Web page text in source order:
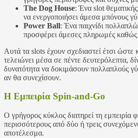
The Dog House: Ένα slot
να ενεργοποιήσει άμεσα μπόνους
Power Ball: Ένα παιχνίδι
προσφέρει άμεσες πληρωμές καθώς
Αυτά τα slots έχουν σχεδιαστεί έτσι ώστε
τελειώνει μέσα σε πέντε δευτερόλεπτα,
δυνατότητα να δοκιμάσουν πολλαπλούς
αν θα συνεχίσουν.
Η Εμπειρία Spin‑and‑Go
Ο γρήγορος κύκλος διατηρεί τη εμπειρία
περισσότερους από δύο ή τρεις
αποτέλεσμα.